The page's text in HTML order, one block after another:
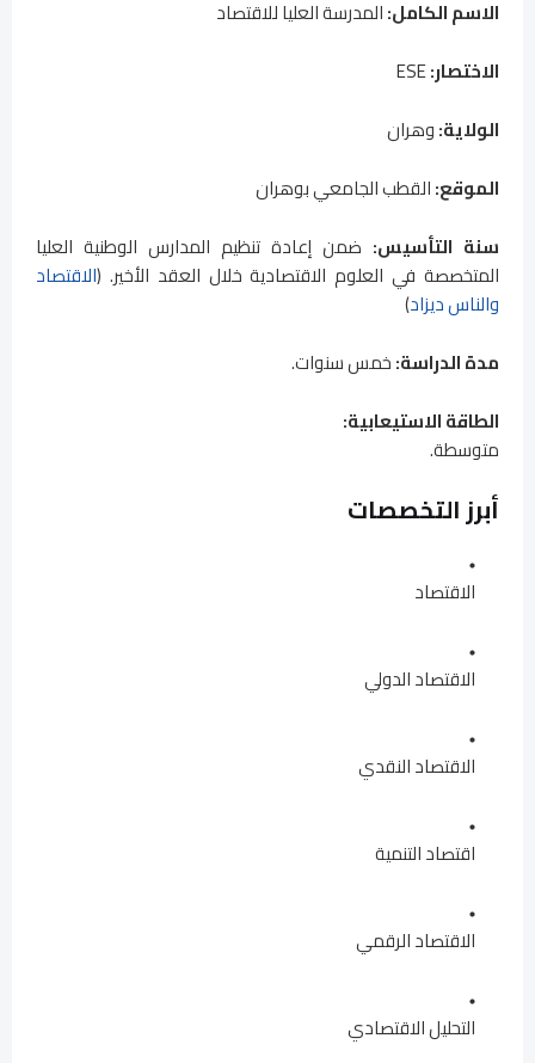
الاسم الكامل:المدرسة العليا للاقتصاد
الاختصار:
الولاية:وهران
الموقع:القطب الجامعي بوهران
سنة التأسيس: ضمن إعادة تنظيم المدارس الوطنية العليا
المتخصصة في العلوم الاقتصادية خلال العقد الأخير. (الاقتصاد
والناس ديزاد)
مدة الدراسة:خمس سنوات.
الطاقة الاستيعابية:
متوسطة.
أبرز التخصصات
الاقتصاد
الاقتصاد الدولي
الاقتصاد النقدي
اقتصاد التنمية
الاقتصاد الرقمي
التحليل الاقتصادي